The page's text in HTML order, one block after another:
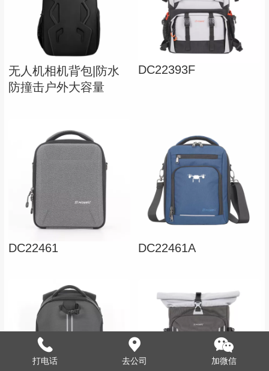
无人机相机背包|防水
防撞击户外大容量
DC22393F
DC22461 DC22461A
打电话 去公司 加微信